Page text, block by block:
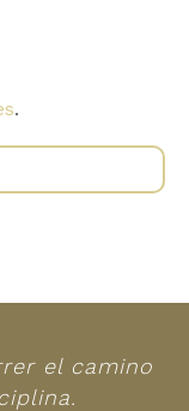
.
el camino